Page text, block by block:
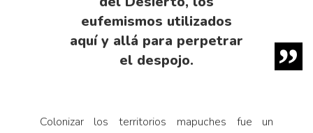
eufemismos utilizados
aquí y allá para perpetrar
el despojo.
Colonizar los territorios mapuches fue un